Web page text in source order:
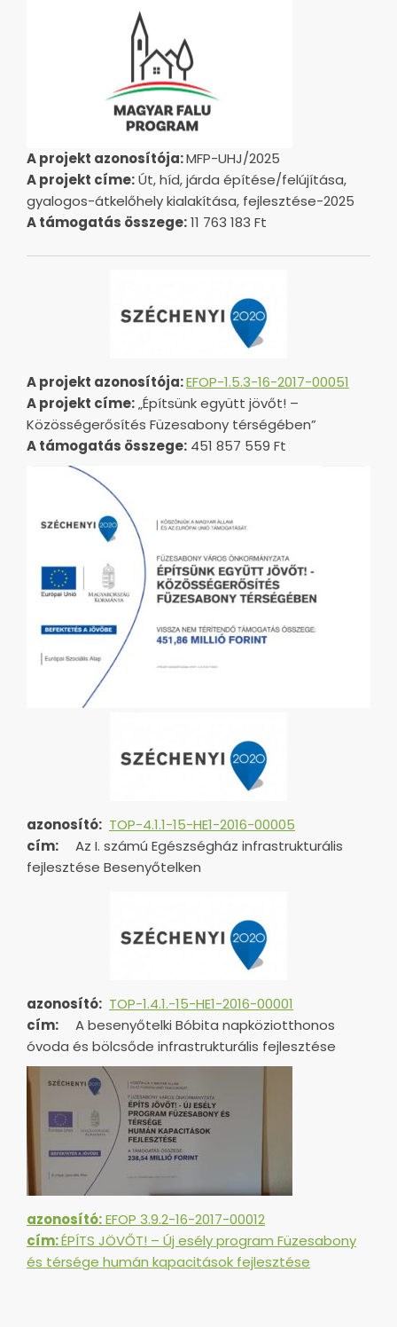
A projekt azonosítója:MFP-UHJ/2025
A projekt címe:Út, híd, járda építése/felújítása,
gyalogos-átkelőhely kialakítása, fejlesztése-2025
A támogatás összege:11 763 183 Ft
A projekt azonosítója:EFOP-1.5.3-16-2017-00051
A projekt címe:„Építsünk együtt jövőt! –
Közösségerősítés Füzesabony térségében”
A támogatás összege: 451 857 559 Ft
azonosító: TOP-4.1.1-15-HE1-2016-00005
cím:
Az I. számú Egészségház infrastrukturális
fejlesztése Besenyőtelken
azonosító: TOP-1.4.1.-15-HE1-2016-00001
cím:
A besenyőtelki Bóbita napköziotthonos
óvoda és bölcsőde infrastrukturális fejlesztése
azonosító:EFOP 3.9.2-16-2017-00012
cím:ÉPÍTS JÖVŐT! – Új esély program Füzesabony
és térsége humán kapacitások fejlesztése